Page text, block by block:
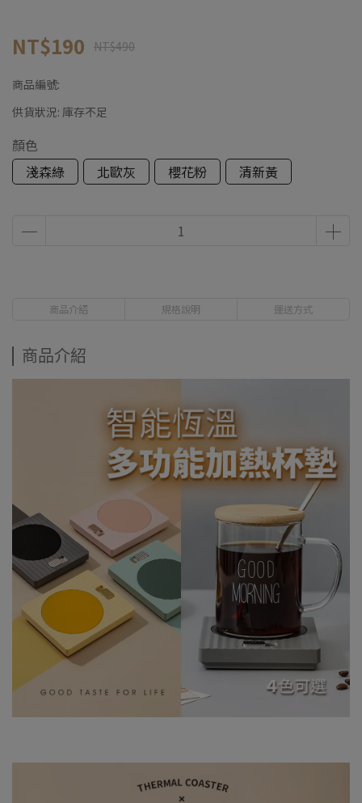
NT$190 NT$490
商品編號:
供貨狀況: 庫存不足
顏色
淺森綠
北歐灰 櫻花粉 清新黃
商品介紹 規格說明 運送方式
商品介紹